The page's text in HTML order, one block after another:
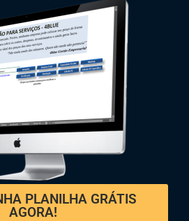
PLANILHA GRÁTIS
AGORA!